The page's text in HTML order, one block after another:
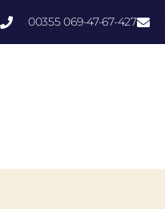
00355 069-47-67-427